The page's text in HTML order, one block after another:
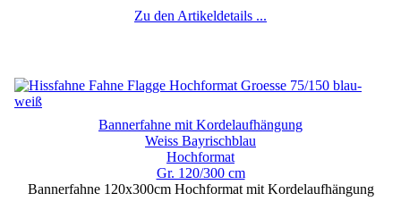
Zu den Artikeldetails ...
Bannerfahne mit Kordelaufhängung
Weiss Bayrischblau
Hochformat
Gr. 120/300 cm
Bannerfahne 120x300cm Hochformat mit Kordelaufhängung